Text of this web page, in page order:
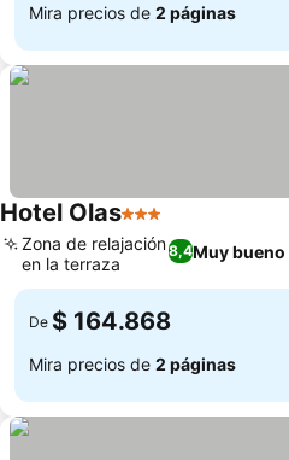
Mira precios de 2 páginas
Hotel Olas3 Estrellas
8,4Muy bueno
Zona de relajación
en la terraza
De $ 164.868
Mira precios de 2 páginas